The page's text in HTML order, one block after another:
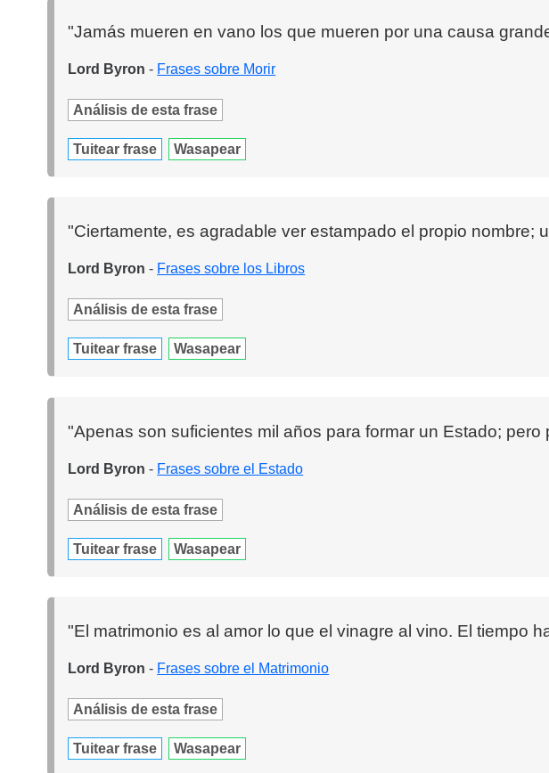
"Jamás mueren en vano los que mueren por una causa
Lord Byron - Frases sobre Morir
Análisis de esta frase
Tuitear frase Wasapear
"Ciertamente, es agradable ver estampado el propio nombre;
Lord Byron - Frases sobre los Libros
Análisis de esta frase
Tuitear frase Wasapear
"Apenas son suficientes mil años para formar un Estado;
Lord Byron - Frases sobre el Estado
Análisis de esta frase
Tuitear frase Wasapear
"El matrimonio es al amor lo que el vinagre al vino. El tiempo
Lord Byron - Frases sobre el Matrimonio
Análisis de esta frase
Tuitear frase Wasapear